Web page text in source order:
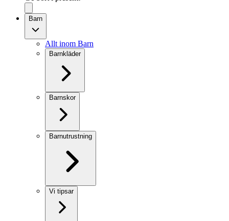
Barn
Allt inom Barn
Barnkläder
Barnskor
Barnutrustning
Vi tipsar